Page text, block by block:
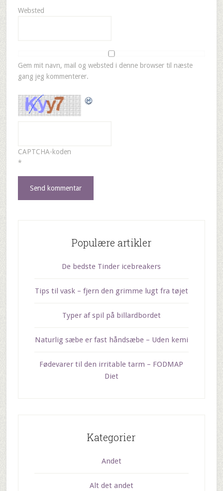
Websted
Gem mit navn, mail og websted i denne browser til næste
gang jeg kommenterer.
CAPTCHA-koden
*
Populære artikler
De bedste Tinder icebreakers
Tips til vask – fjern den grimme lugt fra tøjet
Typer af spil på billardbordet
Naturlig sæbe er fast håndsæbe – Uden kemi
Fødevarer til den irritable tarm – FODMAP
Diet
Kategorier
Andet
Alt det andet